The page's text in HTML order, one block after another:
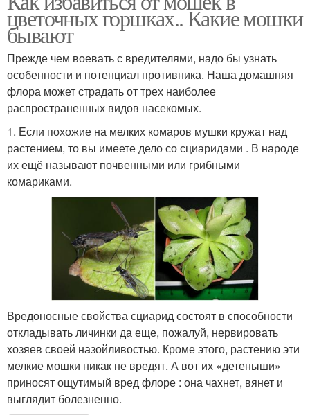
цветочных горшках.. Какие мошки
бывают
Прежде чем воевать с вредителями, надо бы узнать
особенности и потенциал противника. Наша домашняя
флора может страдать от трех наиболее
распространенных видов насекомых.
1. Если похожие на мелких комаров мушки кружат над
растением, то вы имеете дело со сциаридами . В народе
их ещё называют почвенными или грибными
комариками.
Вредоносные свойства сциарид состоят в способности
откладывать личинки да еще, пожалуй, нервировать
хозяев своей назойливостью. Кроме этого, растению эти
мелкие мошки никак не вредят. А вот их «детеныши»
приносят ощутимый вред флоре : она чахнет, вянет и
выглядит болезненно.